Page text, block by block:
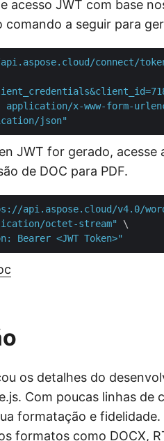
acesso JWT com base
comando a seguir para
connect/
application/x-www-form-
json"
JWT for gerado, acesse
de DOC para PDF.
api.aspose.cloud/v4.0/
octet-stream"
\
Bearer <JWT Token>"
os detalhes do
Com poucas linhas
formatação e
formatos como DOCX,